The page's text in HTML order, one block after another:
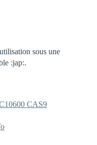
sous une
:jap:.
CAS9